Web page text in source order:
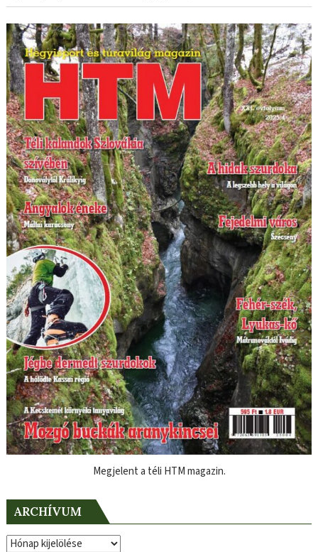
Megjelent a téli HTM magazin.
ARCHÍVUM
Archívum